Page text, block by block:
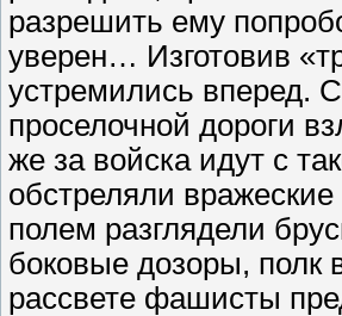
разрешить ему
уверен… Изготовив
устремились вперед.
проселочной дороги
же за войска идут с
обстреляли
полем разглядели
боковые дозоры, полк
рассвете фашисты